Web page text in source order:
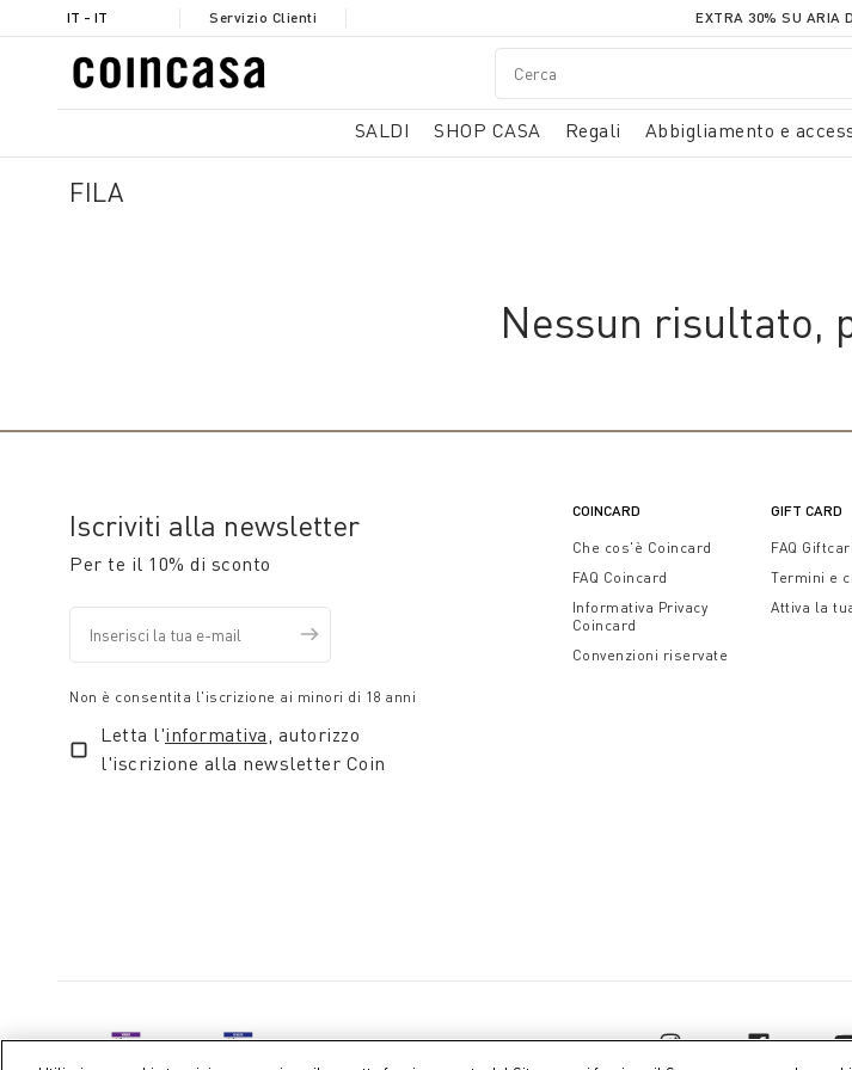
IT - IT Servizio Clienti EXTRA 30% SU ARIA
SALDI SHOP CASA Regali Abbigliamento e
FILA
Nessun risultato,
Iscriviti alla newsletter
Per te il 10% di sconto
Non è consentita l'iscrizione ai minori di 18 anni
Letta l'informativa, autorizzo
l'iscrizione alla newsletter Coin
COINCARD
Che cos'è Coincard
FAQ Coincard
Informativa Privacy
Coincard
Convenzioni riservate
GIFT CARD
FAQ
Termini e
Attiva la